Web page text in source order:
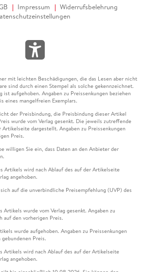
Impressum
Widerrufsbelehrung
mit leichten Beschädigungen, die das Lesen aber nicht
sind durch einen Stempel als solche gekennzeichnet.
aufgehoben. Angaben zu Preissenkungen beziehen
eines mangelfreien Exemplars.
der Preisbindung, die Preisbindung dieser Artikel
wurde vom Verlag gesenkt. Die jeweils zutreffende
dargestellt. Angaben zu Preissenkungen
Preis.
willigen Sie ein, dass Daten an den Anbieter der
Artikels wird nach Ablauf des auf der Artikelseite
angehoben.
auf die unverbindliche Preisempfehlung (UVP) des
Artikels wurde vom Verlag gesenkt. Angaben zu
auf den vorherigen Preis.
wurde aufgehoben. Angaben zu Preissenkungen
Preis.
Artikels wird nach Ablauf des auf der Artikelseite
angehoben.